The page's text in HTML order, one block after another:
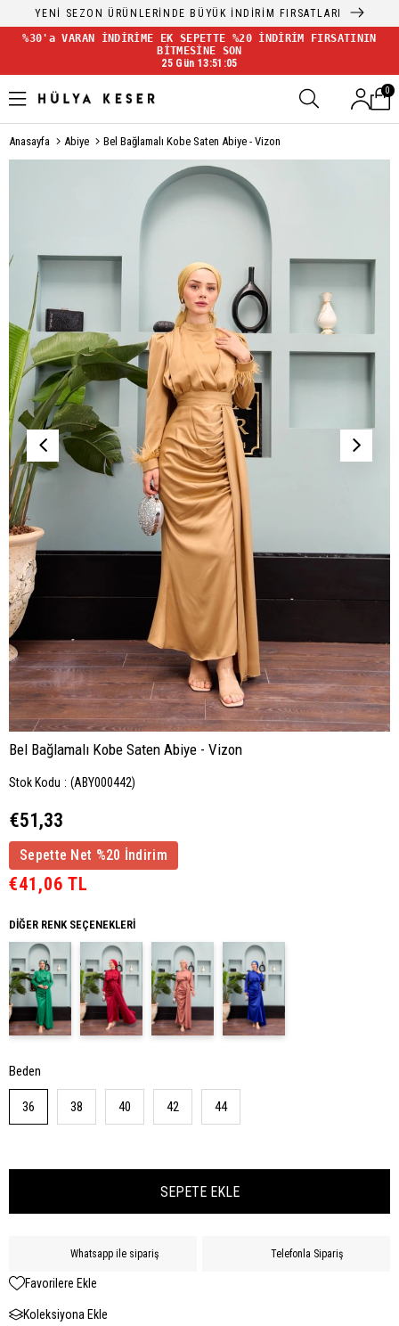
YENİ SEZON ÜRÜNLERİNDE BÜYÜK İNDİRİM FIRSATLARI
%30'a VARAN İNDİRİME EK SEPETTE %20 İNDİRİM FIRSATININ
BİTMESİNE SON
25 Gün 13:51:05
0
Anasayfa Abiye Bel Bağlamalı Kobe Saten Abiye - Vizon
Bel Bağlamalı Kobe Saten Abiye - Vizon
Stok Kodu (ABY000442)
€51,33
Sepette Net %20 İndirim
€41,06 TL
DIĞER RENK SEÇENEKLERI
Beden
36 38 40 42 44
Whatsapp ile sipariş Telefonla Sipariş
Favorilere Ekle
Koleksiyona Ekle